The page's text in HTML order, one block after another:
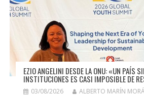
EZIO ANGELINI DESDE LA ONU: «UN PAÍS
INSTITUCIONES ES CASI IMPOSIBLE DE
03/08/2026 ALBERTO MARÍN